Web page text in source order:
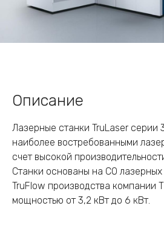
Описание
Лазерные станки TruLaser серии
наиболее востребованными
счет высокой
Станки основаны на CO
TruFlow производства компании
мощностью от 3,2 кВт до 6 кВт.